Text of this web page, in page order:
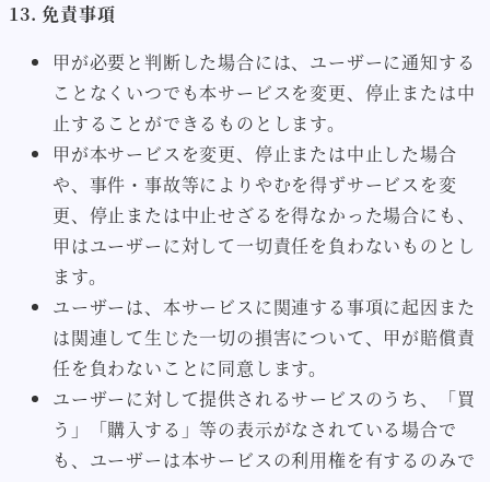
13. 免責事項
甲が必要と判断した場合には、ユーザーに通知する
ことなくいつでも本サービスを変更、停止または中
止することができるものとします。
甲が本サービスを変更、停止または中止した場合
や、事件・事故等によりやむを得ずサービスを変
更、停止または中止せざるを得なかった場合にも、
甲はユーザーに対して一切責任を負わないものとし
ます。
ユーザーは、本サービスに関連する事項に起因また
は関連して生じた一切の損害について、甲が賠償責
任を負わないことに同意します。
ユーザーに対して提供されるサービスのうち、「買
う」「購入する」等の表示がなされている場合で
も、ユーザーは本サービスの利用権を有するのみで